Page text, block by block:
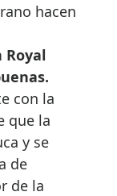
hacen
Royal
con la
que la
y se
de
de la